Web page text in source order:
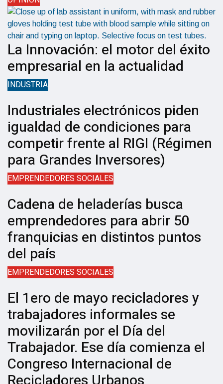
La Innovación: el motor del éxito
empresarial en la actualidad
INDUSTRIA
Industriales electrónicos piden
igualdad de condiciones para
competir frente al RIGI (Régimen
para Grandes Inversores)
EMPRENDEDORES SOCIALES
Cadena de heladerías busca
emprendedores para abrir 50
franquicias en distintos puntos
del país
EMPRENDEDORES SOCIALES
El 1ero de mayo recicladores y
trabajadores informales se
movilizarán por el Día del
Trabajador. Ese día comienza el
Congreso Internacional de